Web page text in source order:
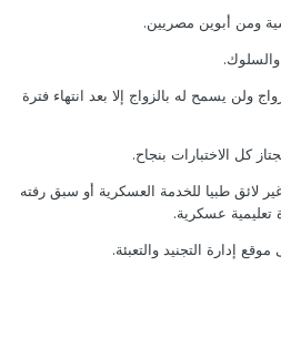
ولن يسمح له بالزواج إلا بعد انتهاء فترة
لائق طبيا للخدمة العسكرية أو سبق رفته
عسكرية.